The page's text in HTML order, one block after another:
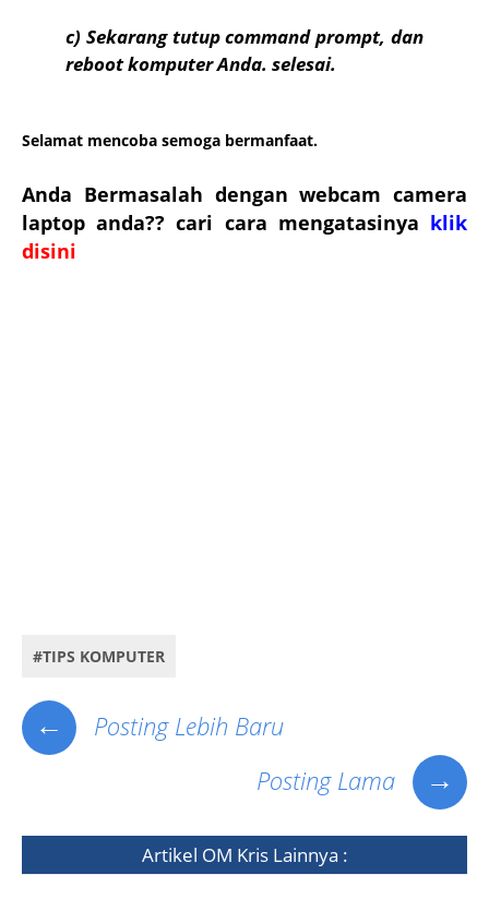
c) Sekarang tutup command prompt, dan
reboot komputer Anda. selesai.
Selamat mencoba semoga bermanfaat.
Anda Bermasalah dengan webcam camera
laptop anda?? cari cara mengatasinya klik
disini
#TIPS KOMPUTER
←
Posting Lebih Baru
Posting Lama
→
Artikel OM KrisLainnya :